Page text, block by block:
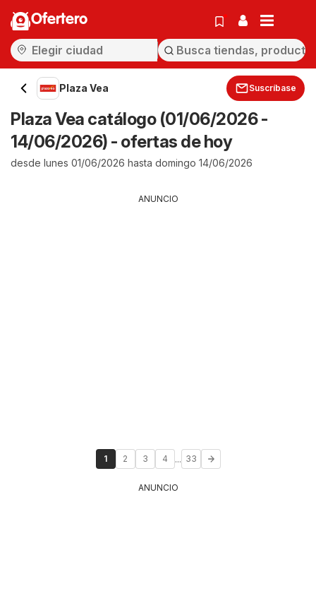
Ofertero
Plaza Vea Suscríbase
Plaza Vea catálogo (01/06/2026 -
14/06/2026) - ofertas de hoy
desde lunes 01/06/2026 hasta domingo 14/06/2026
ANUNCIO
1 2 3 4 ... 33
ANUNCIO